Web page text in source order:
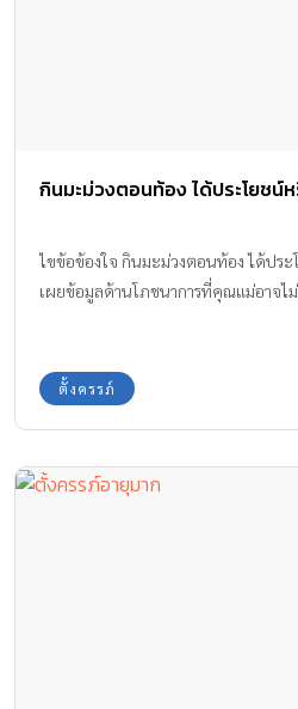
กินมะม่วงตอนท้อง ได้ประโยชน์
ไขข้อข้องใจ กินมะม่วงตอนท้อง ได้ปร
เผยข้อมูลด้านโภชนาการที่คุณแม่อาจไ
ตั้งครรภ์